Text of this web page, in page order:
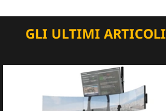
GLI ULTIMI ARTICOLI